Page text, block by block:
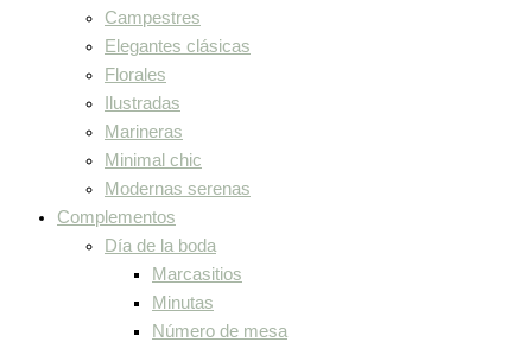
Campestres
Elegantes clásicas
Florales
Ilustradas
Marineras
Minimal chic
Modernas serenas
Complementos
Día de la boda
Marcasitios
Minutas
Número de mesa